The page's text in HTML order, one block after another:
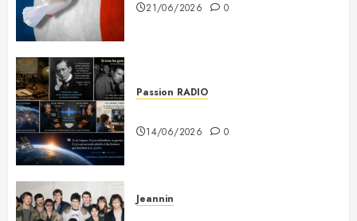
21/06/2026 0
Passion RADIO
14/06/2026 0
Jeannin